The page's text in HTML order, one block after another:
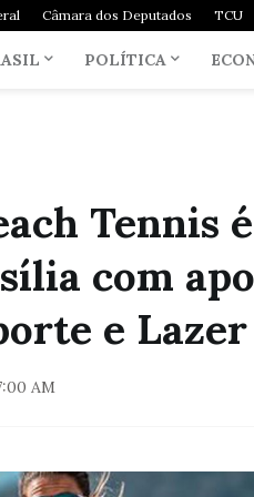
Câmara dos Deputados TCU
POLÍTICA
Tennis é
com
e Lazer
AM